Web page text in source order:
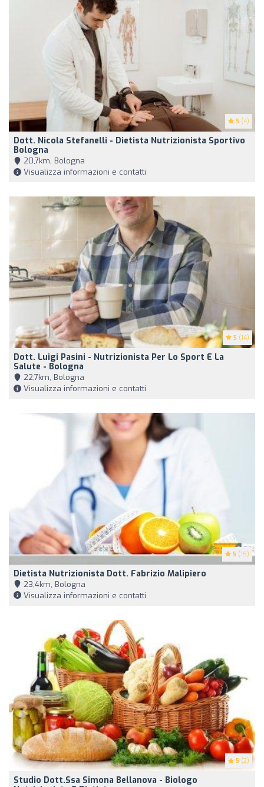
5 (4)
Dott. Nicola Stefanelli - Dietista Nutrizionista Sportivo
Bologna
20,7km, Bologna
Visualizza informazioni e contatti
5 (14)
Dott. Luigi Pasini - Nutrizionista Per Lo Sport E La
Salute - Bologna
22,7km, Bologna
Visualizza informazioni e contatti
5 (15)
Dietista Nutrizionista Dott. Fabrizio Malipiero
23,4km, Bologna
Visualizza informazioni e contatti
5 (2)
Studio Dott.ssa Simona Bellanova - Biologo